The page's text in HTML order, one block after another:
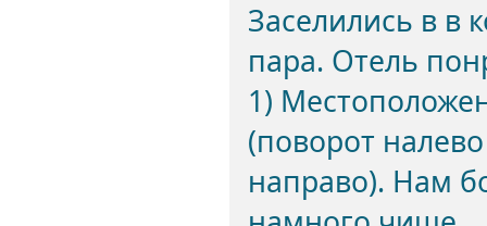
Заселились в в
пара. Отель
1)
(поворот
направо). Нам